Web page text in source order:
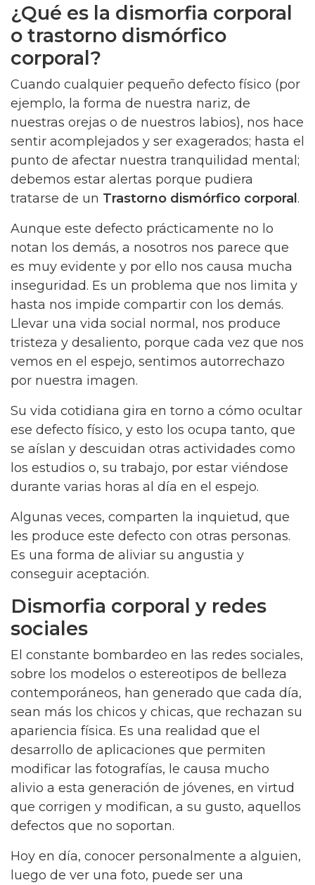
¿Qué es la dismorfia corporal
o trastorno dismórfico
corporal?
Cuando cualquier pequeño defecto físico (por
ejemplo, la forma de nuestra nariz, de
nuestras orejas o de nuestros labios), nos hace
sentir acomplejados y ser exagerados; hasta el
punto de afectar nuestra tranquilidad mental;
debemos estar alertas porque pudiera
tratarse de un Trastorno dismórfico corporal .
Aunque este defecto prácticamente no lo
notan los demás, a nosotros nos parece que
es muy evidente y por ello nos causa mucha
inseguridad. Es un problema que nos limita y
hasta nos impide compartir con los demás.
Llevar una vida social normal, nos produce
tristeza y desaliento, porque cada vez que nos
vemos en el espejo, sentimos autorrechazo
por nuestra imagen.
Su vida cotidiana gira en torno a cómo ocultar
ese defecto físico, y esto los ocupa tanto, que
se aíslan y descuidan otras actividades como
los estudios o, su trabajo, por estar viéndose
durante varias horas al día en el espejo.
Algunas veces, comparten la inquietud, que
les produce este defecto con otras personas.
Es una forma de aliviar su angustia y
conseguir aceptación.
Dismorfia corporal y redes
sociales
El constante bombardeo en las redes sociales,
sobre los modelos o estereotipos de belleza
contemporáneos, han generado que cada día,
sean más los chicos y chicas, que rechazan su
apariencia física. Es una realidad que el
desarrollo de aplicaciones que permiten
modificar las fotografías, le causa mucho
alivio a esta generación de jóvenes, en virtud
que corrigen y modifican, a su gusto, aquellos
defectos que no soportan.
Hoy en día, conocer personalmente a alguien,
luego de ver una foto, puede ser una